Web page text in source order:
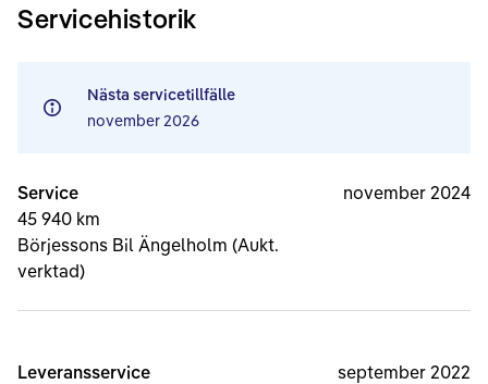
Servicehistorik
Nästa servicetillfälle
november 2026
Service
45 940 km
Börjessons Bil Ängelholm (Aukt.
verktad)
november 2024
Leveransservice
september 2022